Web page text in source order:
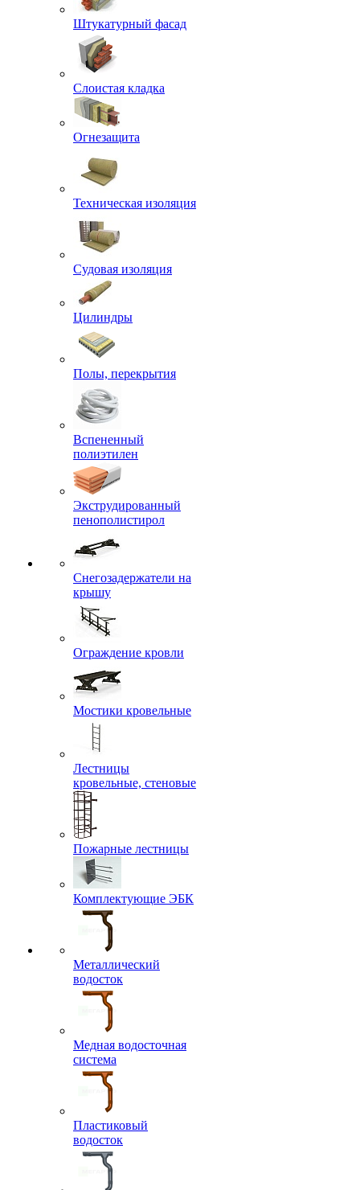
Штукатурный фасад
Слоистая кладка
Огнезащита
Техническая изоляция
Судовая изоляция
Цилиндры
Полы, перекрытия
Вспененный
полиэтилен
Экструдированный
пенополистирол
Снегозадержатели на
крышу
Ограждение кровли
Мостики кровельные
Лестницы
кровельные, стеновые
Пожарные лестницы
Комплектующие ЭБК
Металлический
водосток
Медная водосточная
система
Пластиковый
водосток